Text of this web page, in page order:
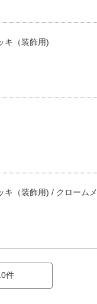
キ（装飾用)
キ（装飾用) / クロームメ